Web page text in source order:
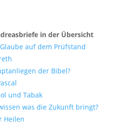
in der Übersicht
auf dem Prüfstand
der Bibel?
und Tabak
was die Zukunft bringt?
Heilen